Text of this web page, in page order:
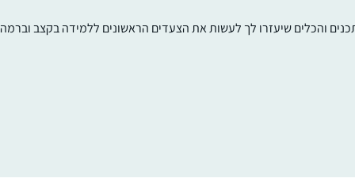
והכלים שיעזרו לך לעשות את הצעדים הראשונים ללמידה בקצב
התחלתי לפני כמה שנים אבל רק בסבב הזה